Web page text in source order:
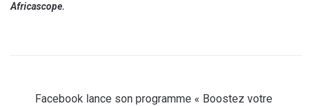
Africascope.
Facebook lance son programme « Boostez votre